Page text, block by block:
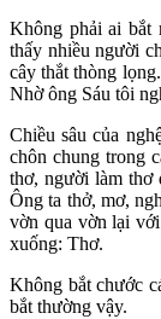
Không phải ai bắt
thấy nhiều người
cây thắt thòng
Nhờ ông Sáu tôi
Chiều sâu của
chôn chung trong
thơ, người làm thơ
Ông ta thở, mơ,
vờn qua vờn lại
xuống: Thơ.
Không bắt chước
bắt thường vậy.